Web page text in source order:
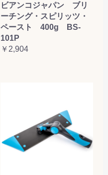
ビアンコジャパン ブリ
ーチング・スピリッツ・
ペースト 400g BS-
101P
￥2,904